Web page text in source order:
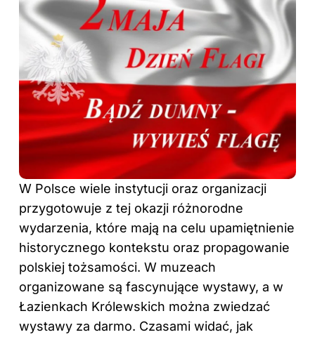
W Polsce wiele instytucji oraz organizacji
przygotowuje z tej okazji różnorodne
wydarzenia, które mają na celu upamiętnienie
historycznego kontekstu oraz propagowanie
polskiej tożsamości. W muzeach
organizowane są fascynujące wystawy, a w
Łazienkach Królewskich można zwiedzać
wystawy za darmo. Czasami widać, jak